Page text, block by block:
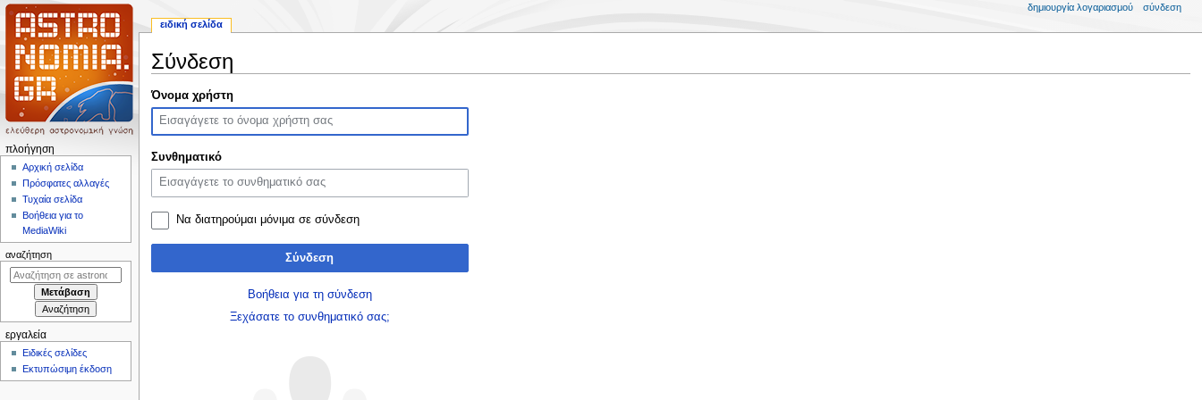
Σύνδεση
Πήδηση
στην
πλοήγηση
Πήδηση
στην
αναζήτηση
Όνομα χρήστη
Συνθηματικό
Να διατηρούμαι μόνιμα σε σύνδεση
Σύνδεση
Βοήθεια για τη σύνδεση
Ξεχάσατε το συνθηματικό σας;
Μ
π
γ
η
η
ειδική σελίδα
δημιουργία λογαριασμού σύνδεση
πλοήγηση
Αρχική σελίδα
Πρόσφατες αλλαγές
Τυχαία σελίδα
Βοήθεια για το
MediaWiki
αναζήτηση
εργαλεία
Ειδικές σελίδες
Εκτυπώσιμη έκδοση